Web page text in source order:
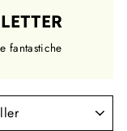
fantastiche